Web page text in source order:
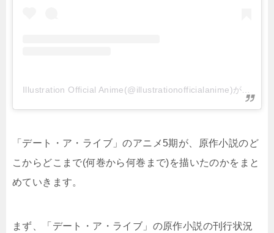
「デート・ア・ライブ」のアニメ5期が、原作小説のど
こからどこまで(何巻から何巻まで)を描いたのかをまと
めていきます。
まず、「デート・ア・ライブ」の原作小説の刊行状況